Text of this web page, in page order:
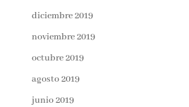
diciembre 2019
noviembre 2019
octubre 2019
agosto 2019
junio 2019